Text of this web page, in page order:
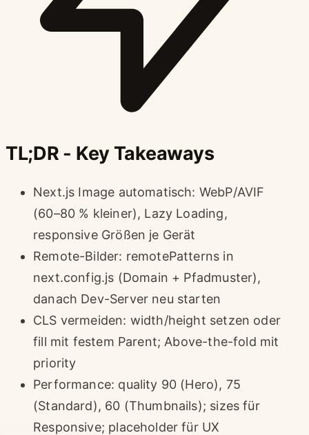
TL;DR - Key Takeaways
Next.js Image automatisch: WebP/AVIF
(60–80 % kleiner), Lazy Loading,
responsive Größen je Gerät
Remote-Bilder: remotePatterns in
next.config.js (Domain + Pfadmuster),
danach Dev-Server neu starten
CLS vermeiden: width/height setzen oder
fill mit festem Parent; Above-the-fold mit
priority
Performance: quality 90 (Hero), 75
(Standard), 60 (Thumbnails); sizes für
Responsive; placeholder für UX